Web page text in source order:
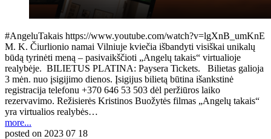
#AngeluTakais https://www.youtube.com/watch?v=lgXnB_umKnE
M. K. Čiurlionio namai Vilniuje kviečia išbandyti visiškai unikalų
būdą tyrinėti meną – pasivaikščioti „Angelų takais“ virtualioje
realybėje. BILIETUS PLATINA: Paysera Tickets. Bilietas galioja
3 mėn. nuo įsigijimo dienos. Įsigijus bilietą būtina išankstinė
registracija telefonu +370 646 53 503 dėl peržiūros laiko
rezervavimo. Režisierės Kristinos Buožytės filmas „Angelų takais“
yra virtualios realybės…
more...
posted on 2023 07 18